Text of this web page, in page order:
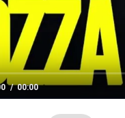
00:00